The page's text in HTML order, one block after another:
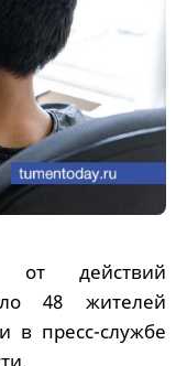
действий
48 жителей
в пресс-службе